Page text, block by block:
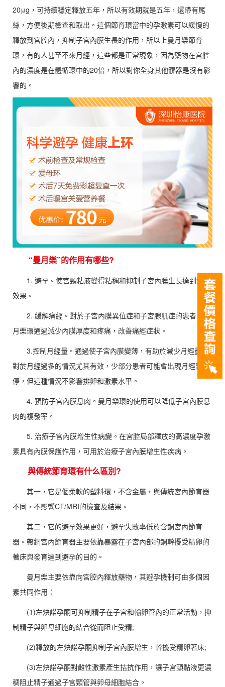
20μg，可持續穩定釋放五年，所以有效期就是五年，還帶有尾
絲，方便後期檢查和取出。這個節育環當中的孕激素可以緩慢的
釋放到宮腔內，抑制子宮內膜生長的作用，所以上曼月樂節育
環，有的人甚至不來月經，這些都是正常現象，因為藥物在宮腔
內的濃度是在體循環中的20倍，所以對你全身其他髒器是沒有影
響的。
“曼月樂”的作用有哪些?
1. 避孕。使宮頸粘液變得粘稠和抑制子宮內膜生長達到避孕
效果。
2. 緩解痛經。對於子宮內膜異位症和子宮腺肌症的患者，曼
月樂環通過減少內膜厚度和疼痛，改善痛經症狀。
3.控制月經量。通過使子宮內膜變薄，有助於減少月經量，
對於月經過多的情況尤其有效，少部分患者可能會出現月經暫
停，但這種情況不影響排卵和激素水平。
4. 預防子宮內膜息肉。曼月樂環的使用可以降低子宮內膜息
肉的複發率。
5. 治療子宮內膜增生性病變。在宮腔局部釋放的高濃度孕激
素具有內膜保護作用，可用於治療子宮內膜增生性疾病。
與傳統節育環有什么區別?
其一，它是個柔軟的塑料環，不含金屬，與傳統宮內節育器
不同，不影響CT/MRI的檢查及結果。
其二，它的避孕效果更好，避孕失敗率低於含銅宮內節育
器。帶銅宮內節育器主要依靠暴露在子宮內部的銅幹擾受精卵的
著床與發育達到避孕的目的。
曼月樂主要依靠向宮腔內釋放藥物，其避孕機制可由多個因
素共同作用：
(1)左炔諾孕酮可抑制精子在子宮和輸卵管內的正常活動，抑
制精子與卵母細胞的結合從而阻止受精;
(2)釋放的左炔諾孕酮抑制子宮內膜增生，幹擾受精卵著床;
(3)左炔諾孕酮對雌性激素產生拮抗作用，讓子宮頸黏液更濃
稠阻止精子通過子宮頸管與卵母細胞結合。